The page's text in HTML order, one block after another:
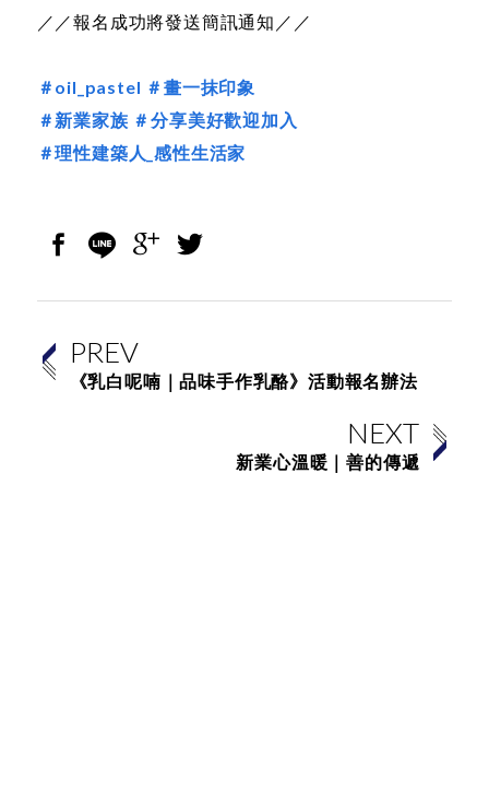
／／報名成功將發送簡訊通知／／
＃oil_pastel ＃畫一抹印象
＃新業家族 ＃分享美好歡迎加入
＃理性建築人_感性生活家
PREV
《乳白呢喃｜品味手作乳酪》活動報名辦法
NEXT
新業心溫暖｜善的傳遞